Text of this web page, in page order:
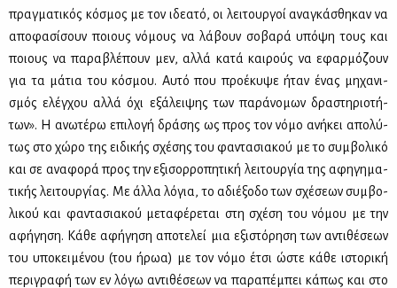
πραγ­μα­τι­κός κό­σμος με τον ιδε­α­τό, οι λει­τουρ­γοί ανα­γκά­σθη­καν να
απο­φα­σί­σουν ποιους νό­μους να λά­βουν σο­βα­ρά υπό­ψη τους και
ποιους να πα­ρα­βλέ­πουν μεν, αλ­λά κα­τά και­ρούς να εφαρ­μό­ζουν
για τα μά­τια του κό­σμου. Αυ­τό που προ­έ­κυ­ψε ήταν ένας μη­χα­νι­
σμός ελέγ­χου αλ­λά όχι εξά­λει­ψης των πα­ρά­νο­μων δρα­στη­ριο­τή­
των». Η ανω­τέ­ρω επι­λο­γή δρά­σης ως προς τον νό­μο ανή­κει απο­λύ­
τως στο χώ­ρο της ει­δι­κής σχέ­σης του φα­ντα­σια­κού με το συμ­βο­λι­κό
και σε ανα­φο­ρά προς την εξι­σορ­ρο­πη­τι­κή λει­τουρ­γία της αφη­γη­μα­
τι­κής λει­τουρ­γί­ας. Με άλ­λα λό­για, το αδιέ­ξο­δο των σχέ­σε­ων συμ­βο­
λι­κού και φα­ντα­σια­κού με­τα­φέ­ρε­ται στη σχέ­ση του νό­μου με την
αφή­γη­ση. Κά­θε αφή­γη­ση απο­τε­λεί μια εξι­στό­ρη­ση των αντι­θέ­σε­ων
του υπο­κει­μέ­νου (του ήρωα) με τον νό­μο έτσι ώστε κά­θε ιστο­ρι­κή
πε­ρι­γρα­φή των εν λό­γω αντι­θέ­σε­ων να πα­ρα­πέ­μπει κά­πως και στο